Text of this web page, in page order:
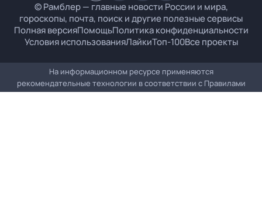
© Рамблер — главные новости России и мира,
гороскопы, почта, поиск и другие полезные сервисы
Полная версияПомощьПолитика конфиденциальности
Условия использованияЛайкиТоп-100Все проекты
На информационном ресурсе применяются
рекомендательные технологии в соответствии с Правилами